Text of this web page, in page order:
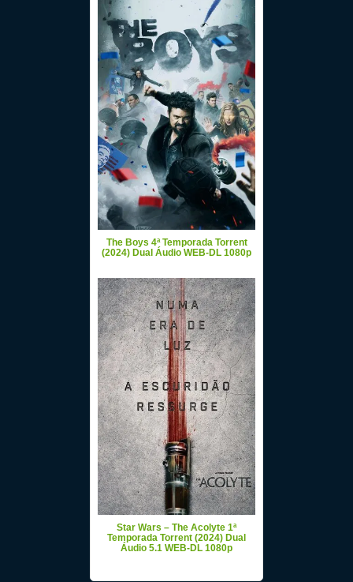
The Boys 4ª Temporada Torrent
(2024) Dual Áudio WEB-DL 1080p
Star Wars – The Acolyte 1ª
Temporada Torrent (2024) Dual
Áudio 5.1 WEB-DL 1080p